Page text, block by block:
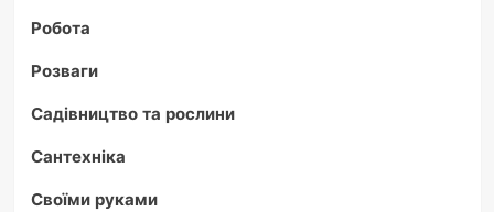
Робота
Розваги
Садівництво та рослини
Сантехніка
Своїми руками